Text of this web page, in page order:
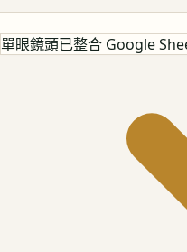
單眼鏡頭已整合 Google